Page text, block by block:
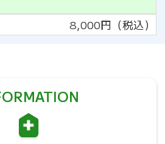
8,000円（税込）